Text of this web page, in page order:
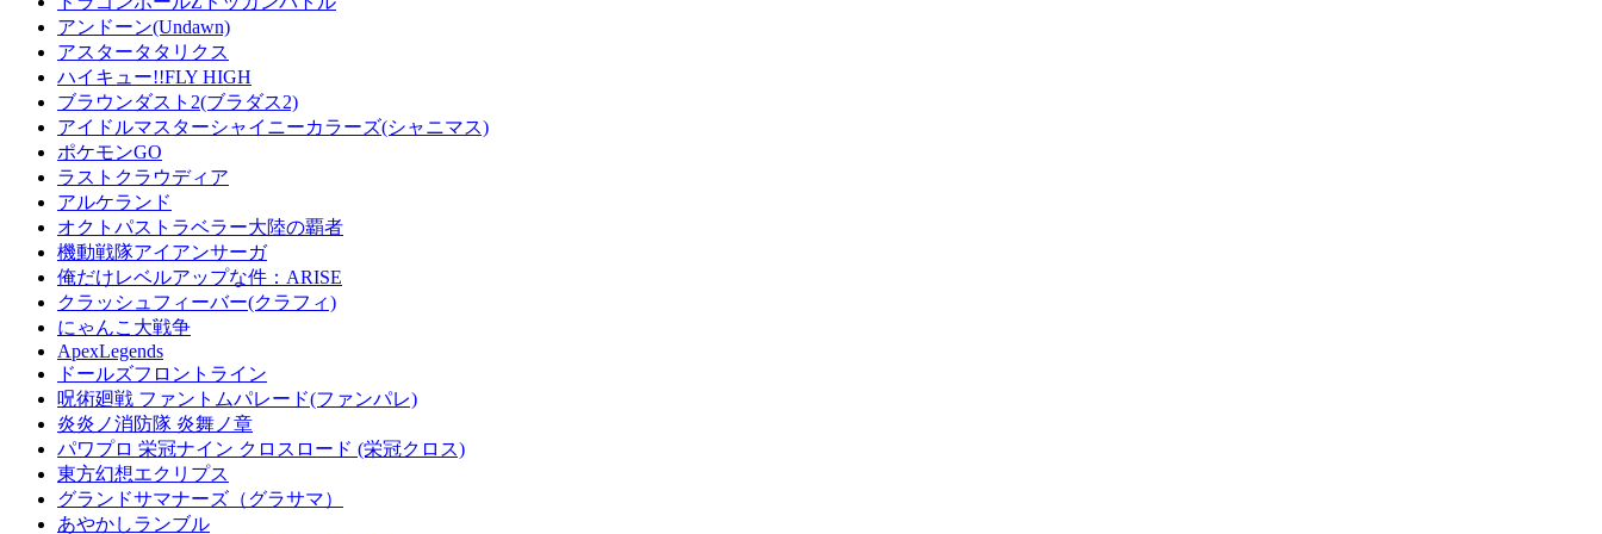
アンドーン(Undawn)
アスタータタリクス
ハイキュー!!FLY HIGH
ブラウンダスト2(ブラダス2)
アイドルマスターシャイニーカラーズ(シャニマス)
ポケモンGO
ラストクラウディア
アルケランド
オクトパストラベラー大陸の覇者
機動戦隊アイアンサーガ
俺だけレベルアップな件：ARISE
クラッシュフィーバー(クラフィ)
にゃんこ大戦争
ApexLegends
ドールズフロントライン
呪術廻戦 ファントムパレード(ファンパレ)
炎炎ノ消防隊 炎舞ノ章
パワプロ 栄冠ナイン クロスロード (栄冠クロス)
東方幻想エクリプス
グランドサマナーズ（グラサマ）
あやかしランブル